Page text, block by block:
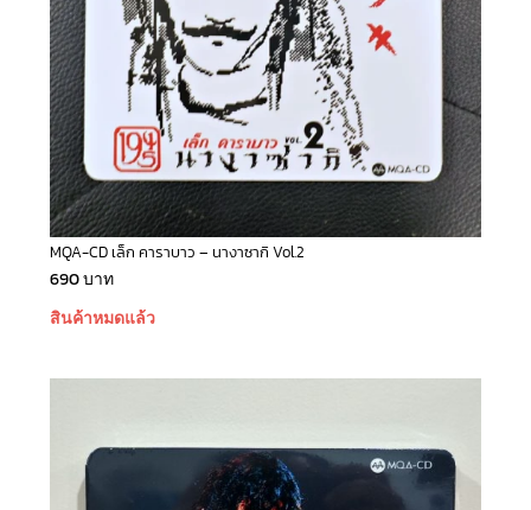
MQA-CD เล็ก คาราบาว – นางาซากิ Vol.2
690บาท
สินค้าหมดแล้ว